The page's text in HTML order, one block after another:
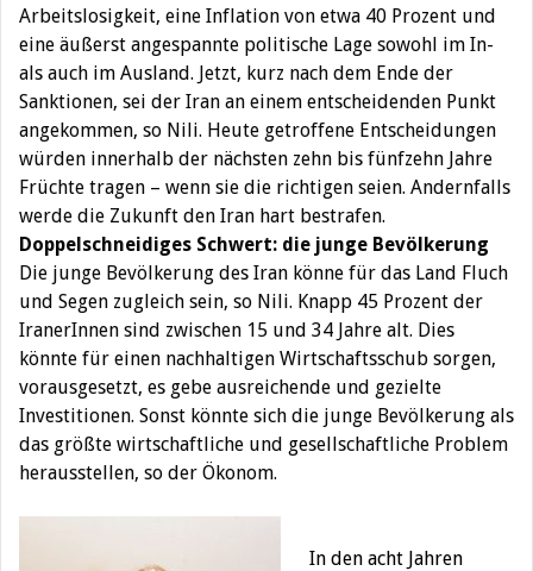
Arbeitslosigkeit, eine Inflation von etwa 40 Prozent und
eine äußerst angespannte politische Lage sowohl im In-
als auch im Ausland. Jetzt, kurz nach dem Ende der
Sanktionen, sei der Iran an einem entscheidenden Punkt
angekommen, so Nili. Heute getroffene Entscheidungen
würden innerhalb der nächsten zehn bis fünfzehn Jahre
Früchte tragen – wenn sie die richtigen seien. Andernfalls
werde die Zukunft den Iran hart bestrafen.
Doppelschneidiges Schwert: die junge Bevölkerung
Die junge Bevölkerung des Iran könne für das Land Fluch
und Segen zugleich sein, so Nili. Knapp 45 Prozent der
IranerInnen sind zwischen 15 und 34 Jahre alt. Dies
könnte für einen nachhaltigen Wirtschaftsschub sorgen,
vorausgesetzt, es gebe ausreichende und gezielte
Investitionen. Sonst könnte sich die junge Bevölkerung als
das größte wirtschaftliche und gesellschaftliche Problem
herausstellen, so der Ökonom.
In den acht Jahren